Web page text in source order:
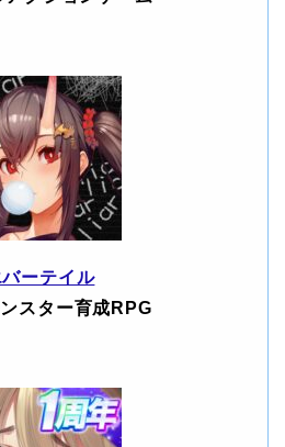
バーテイル
スター育成RPG